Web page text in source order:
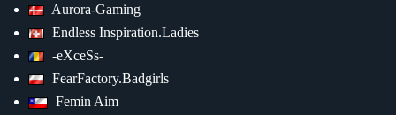
Aurora-Gaming
Endless Inspiration.Ladies
-eXceSs-
FearFactory.Badgirls
Femin Aim